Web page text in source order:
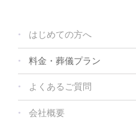
はじめての方へ
料金・葬儀プラン
よくあるご質問
会社概要